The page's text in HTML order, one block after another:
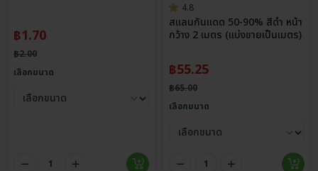
฿1.70
฿2.00
เลือกขนาด
4.8
สแลนกันแดด 50-90% สีดำ หน้า
กว้าง 2 เมตร (แบ่งขายเป็นเมตร)
฿55.25
฿65.00
เลือกขนาด